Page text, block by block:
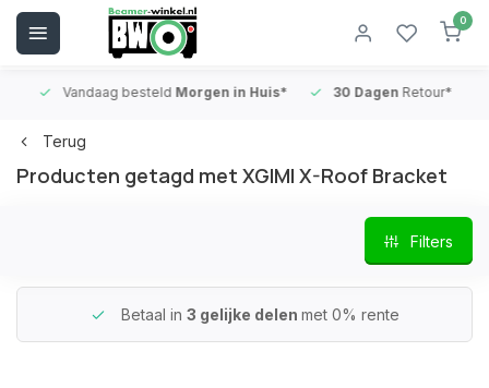
0
Vandaag besteldMorgen in Huis* 30 DagenRetour*
Terug
Producten getagd met XGIMI X-Roof Bracket
Filters
Betaal in 3 gelijke delen met 0% rente